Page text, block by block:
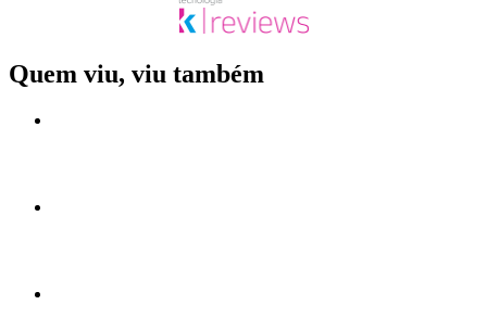
Quem viu, viu também